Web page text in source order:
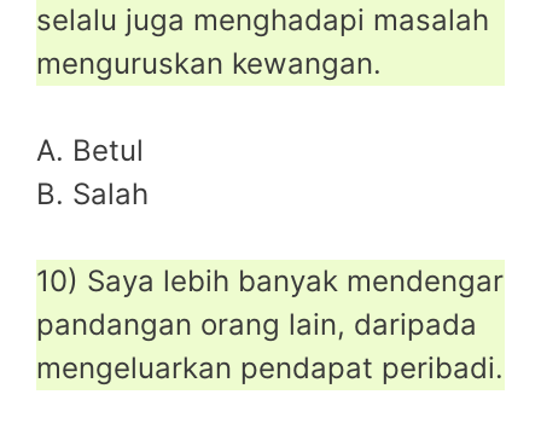
selalu juga menghadapi masalah
menguruskan kewangan.
A. Betul
B. Salah
10) Saya lebih banyak mendengar
pandangan orang lain, daripada
mengeluarkan pendapat peribadi.